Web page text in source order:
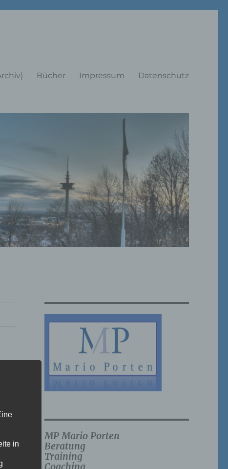
Bücher Impressum Datenschutz
MP Mario Porten
Beratung
Training
Coaching
in